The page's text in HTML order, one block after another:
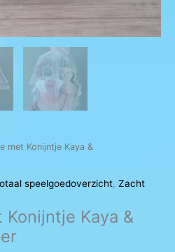
met Konijntje Kaya &
speelgoedoverzicht, Zacht
Kaya &